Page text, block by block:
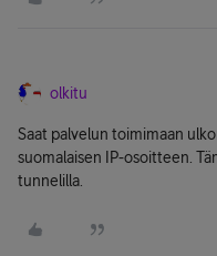
olkitu
Saat palvelun toimimaan
suomalaisen IP-osoitteen.
tunnelilla.